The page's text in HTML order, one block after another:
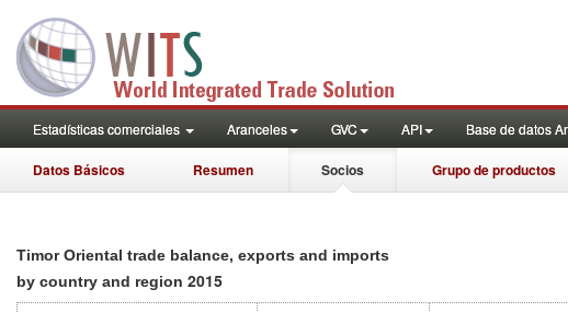
Estadísticas comerciales Aranceles GVC API Base de datos
Datos Básicos Resumen Socios Grupo de productos
Timor Oriental trade balance, exports and imports
by country and region 2015